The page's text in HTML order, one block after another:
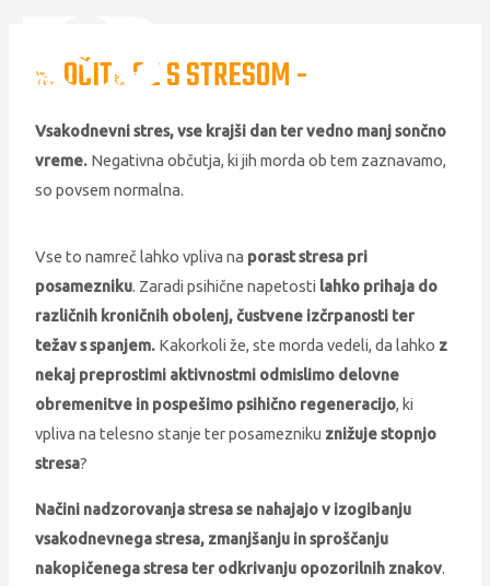
SOOČITE SE S STRESOM -
Vsakodnevni stres, vse krajši dan ter vedno manj sončno
vreme. Negativna občutja, ki jih morda ob tem zaznavamo,
so povsem normalna.
Vse to namreč lahko vpliva na porast stresa pri
posamezniku. Zaradi psihične napetosti lahko prihaja do
različnih kroničnih obolenj, čustvene izčrpanosti ter
težav s spanjem. Kakorkoli že, ste morda vedeli, da lahko z
nekaj preprostimi aktivnostmi odmislimo delovne
obremenitve in pospešimo psihično regeneracijo, ki
vpliva na telesno stanje ter posamezniku znižuje stopnjo
stresa?
Načini nadzorovanja stresa se nahajajo v izogibanju
vsakodnevnega stresa, zmanjšanju in sproščanju
nakopičenega stresa ter odkrivanju opozorilnih znakov.